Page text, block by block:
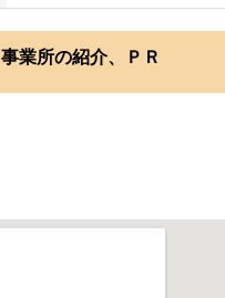
事業所の紹介、ＰＲ